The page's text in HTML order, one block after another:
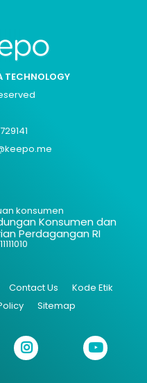
TECHNOLOGY
konsumen
Konsumen dan
Perdagangan RI
Contact Us
Kode Etik
Sitemap